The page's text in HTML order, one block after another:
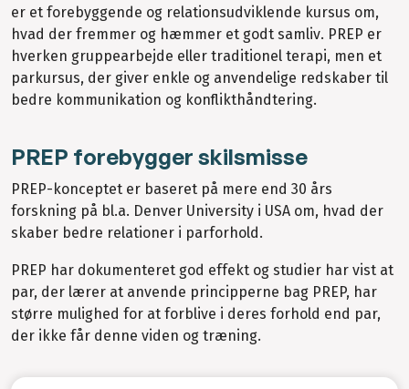
er et forebyggende og relationsudviklende kursus om,
hvad der fremmer og hæmmer et godt samliv. PREP er
hverken gruppearbejde eller traditionel terapi, men et
parkursus, der giver enkle og anvendelige redskaber til
bedre kommunikation og konflikthåndtering.
PREP forebygger skilsmisse
PREP-konceptet er baseret på mere end 30 års
forskning på bl.a. Denver University i USA om, hvad der
skaber bedre relationer i parforhold.
PREP har dokumenteret god effekt og studier har vist at
par, der lærer at anvende principperne bag PREP, har
større mulighed for at forblive i deres forhold end par,
der ikke får denne viden og træning.